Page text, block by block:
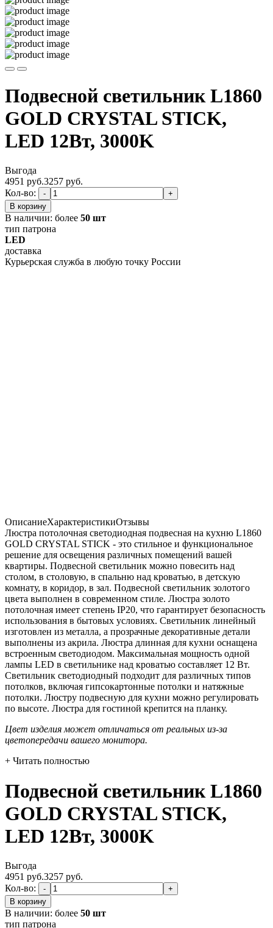
Подвесной светильник L1860
GOLD CRYSTAL STICK,
LED 12Вт, 3000K
Выгода
4951 руб.3257 руб.
Кол-во:
-
+
В корзину
В наличии: более 50 шт
тип патрона
LED
доставка
Курьерская служба в любую точку России
ОписаниеХарактеристикиОтзывы
Люстра потолочная светодиодная подвесная на кухню L1860
GOLD CRYSTAL STICK - это стильное и функциональное
решение для освещения различных помещений вашей
квартиры. Подвесной светильник можно повесить над
столом, в столовую, в спальню над кроватью, в детскую
комнату, в коридор, в зал. Подвесной светильник золотого
цвета выполнен в современном стиле. Люстра золото
потолочная имеет степень IP20, что гарантирует безопасность
использования в бытовых условиях. Светильник линейный
изготовлен из металла, а прозрачные декоративные детали
выполнены из акрила. Люстра длинная для кухни оснащена
встроенным светодиодом. Максимальная мощность одной
лампы LED в светильнике над кроватью составляет 12 Вт.
Светильник светодиодный подходит для различных типов
потолков, включая гипсокартонные потолки и натяжные
потолки. Люстру подвесную для кухни можно регулировать
по высоте. Люстра для гостиной крепится на планку.
Цвет изделия может отличаться от реальных из-за
цветопередачи вашего монитора.
+ Читать полностью
Подвесной светильник L1860
GOLD CRYSTAL STICK,
LED 12Вт, 3000K
Выгода
4951 руб.3257 руб.
Кол-во:
-
+
В корзину
В наличии: более 50 шт
тип патрона